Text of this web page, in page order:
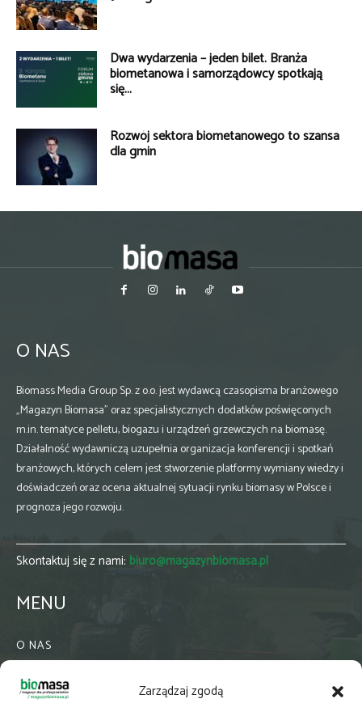
Zarządzaj zgodą
Dwa wydarzenia – jeden bilet. Branża
biometanowa i samorządowcy spotkają
się...
Rozwój sektora biometanowego to szansa
dla gmin
O NAS
Biomass Media Group Sp. z o.o. jest wydawcą czasopisma branżowego
„Magazyn Biomasa” oraz specjalistycznych dodatków poświęconych
m.in. tematyce pelletu, biogazu i urządzeń grzewczych na biomasę.
Działalność wydawniczą uzupełnia organizacja konferencji i spotkań
branżowych, których celem jest stworzenie platformy wymiany wiedzy i
doświadczeń oraz ocena aktualnej sytuacji rynku biomasy w Polsce i
prognoza jego rozwoju.
Skontaktuj się z nami: biuro@magazynbiomasa.pl
MENU
O NAS
WSPÓŁPRACA